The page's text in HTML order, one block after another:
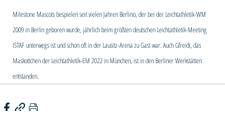
Milestone Mascots bespielen seit vielen Jahren Berlino, der bei der Leichtathletik-WM
2009 in Berlin geboren wurde, jährlich beim größten deutschen Leichtathletik-Meeting
ISTAF unterwegs ist und schon oft in der Lausitz-Arena zu Gast war. Auch Gfreidi, das
Maskottchen der Leichtathletik-EM 2022 in München, ist in den Berliner Werkstätten
entstanden.